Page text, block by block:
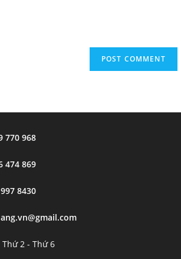
770 968
474 869
8430
2 - Thứ 6